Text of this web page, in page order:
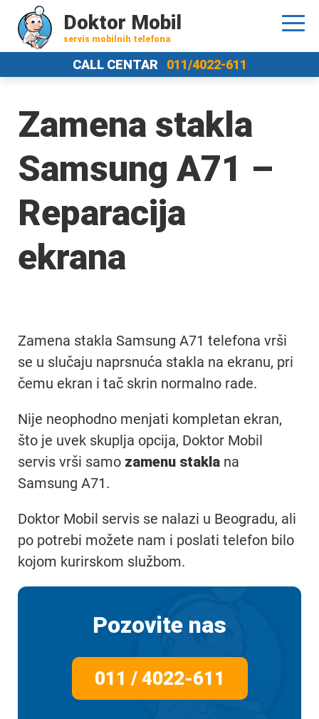
Doktor Mobil
servis mobilnih telefona
CALL CENTAR 011/4022-611
Zamena stakla
Samsung A71 –
Reparacija
ekrana
Zamena stakla Samsung A71 telefona vrši
se u slučaju naprsnuća stakla na ekranu, pri
čemu ekran i tač skrin normalno rade.
Nije neophodno menjati kompletan ekran,
što je uvek skuplja opcija, Doktor Mobil
servis vrši samo zamenu stakla na
Samsung A71.
Doktor Mobil servis se nalazi u Beogradu, ali
po potrebi možete nam i poslati telefon bilo
kojom kurirskom službom.
Pozovite nas
011 / 4022-611